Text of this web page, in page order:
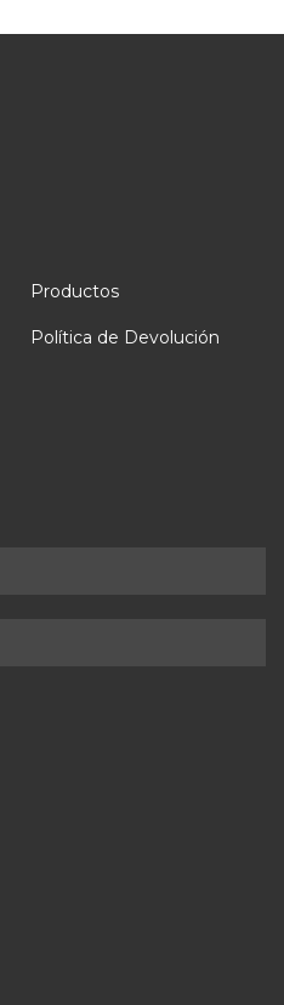
Productos
Política de Devolución